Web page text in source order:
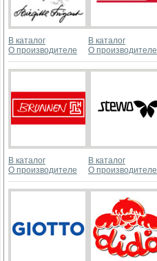
В каталог
О производителе
В каталог
О производителе
В каталог
О производителе
В каталог
О производителе